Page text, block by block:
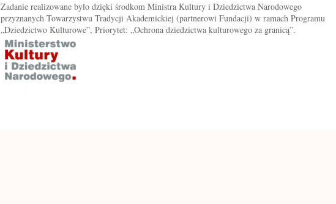
Zadanie realizowane było dzięki środkom Ministra Kultury i Dziedzictwa Narodowego
przyznanych Towarzystwu Tradycji Akademickiej (partnerowi Fundacji) w ramach Programu
„Dziedzictwo Kulturowe”, Priorytet: „Ochrona dziedzictwa kulturowego za granicą”.